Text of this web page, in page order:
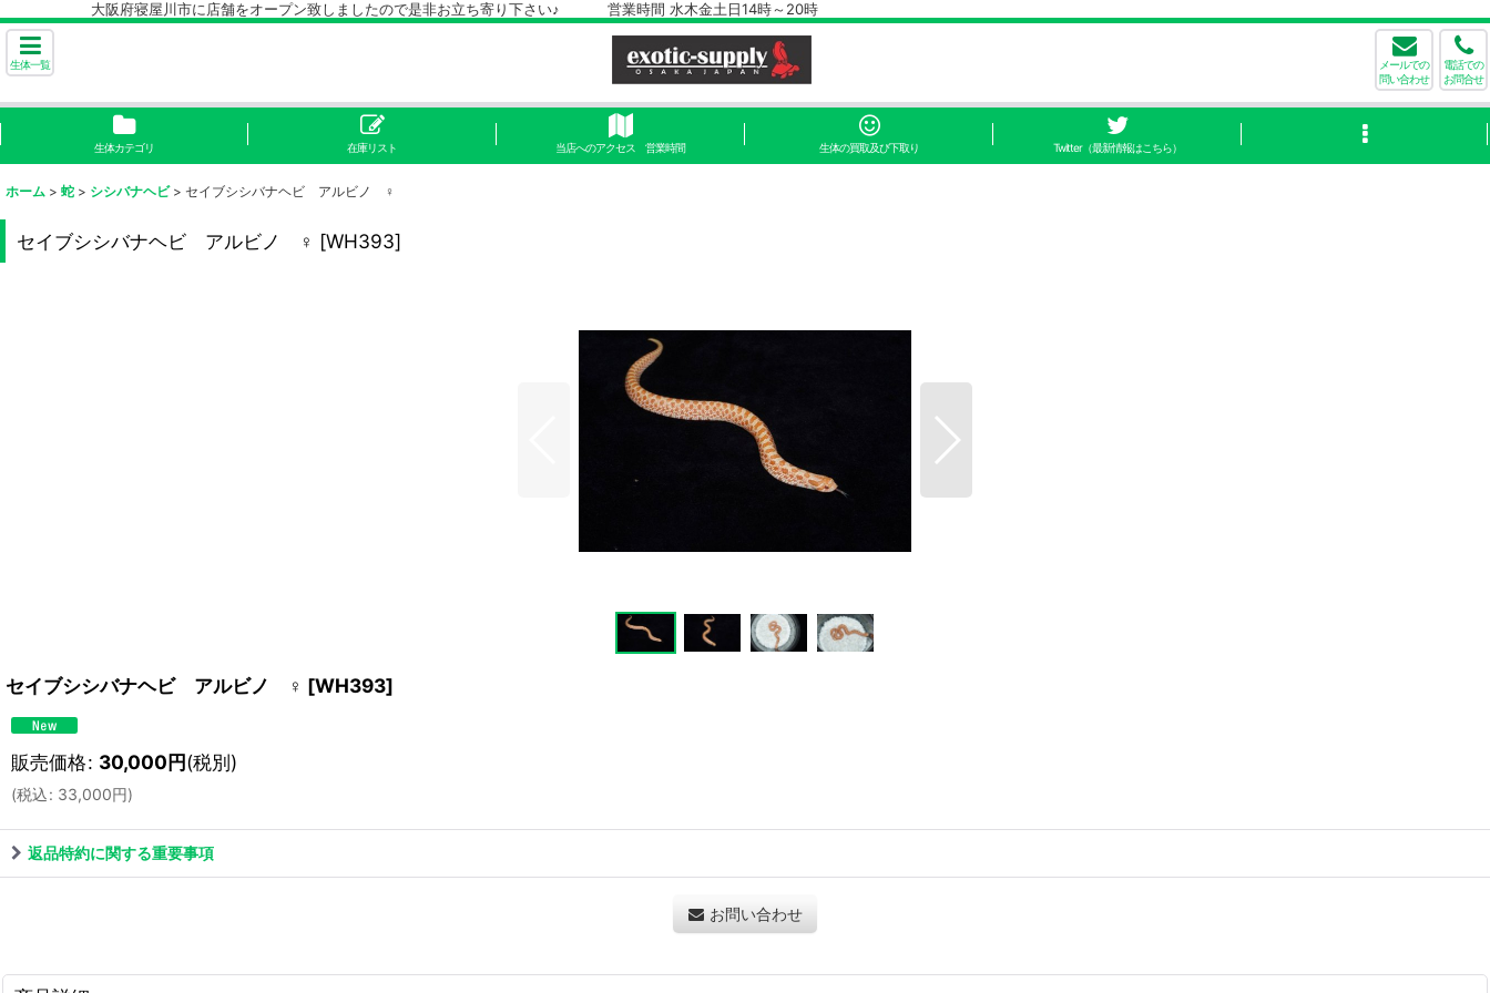
大阪府寝屋川市に店舗をオープン致しましたので是非お立ち寄り下さい♪ 営業時間 水木金土日14時～20時
生体一覧
メールでの
問い合わせ
電話での
お問合せ
生体カテゴリ 在庫リスト 当店へのアクセス 営業時間 生体の買取及び下取り Twitter（最新情報はこちら）
ホーム > 蛇 > シシバナヘビ > セイブシシバナヘビ アルビノ ♀
セイブシシバナヘビ アルビノ ♀ [WH393]
セイブシシバナヘビ アルビノ ♀ [WH393]
販売価格: 30,000円(税別)
(税込: 33,000円)
返品特約に関する重要事項
お問い合わせ